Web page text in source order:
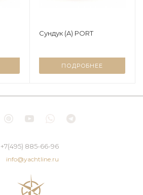
Сундук (A) PORT
ПОДРОБНЕЕ
+7(495) 885-66-96
info@yachtline.ru